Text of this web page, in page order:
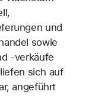
und
sowie
-verkäufe
sich auf
angeführt